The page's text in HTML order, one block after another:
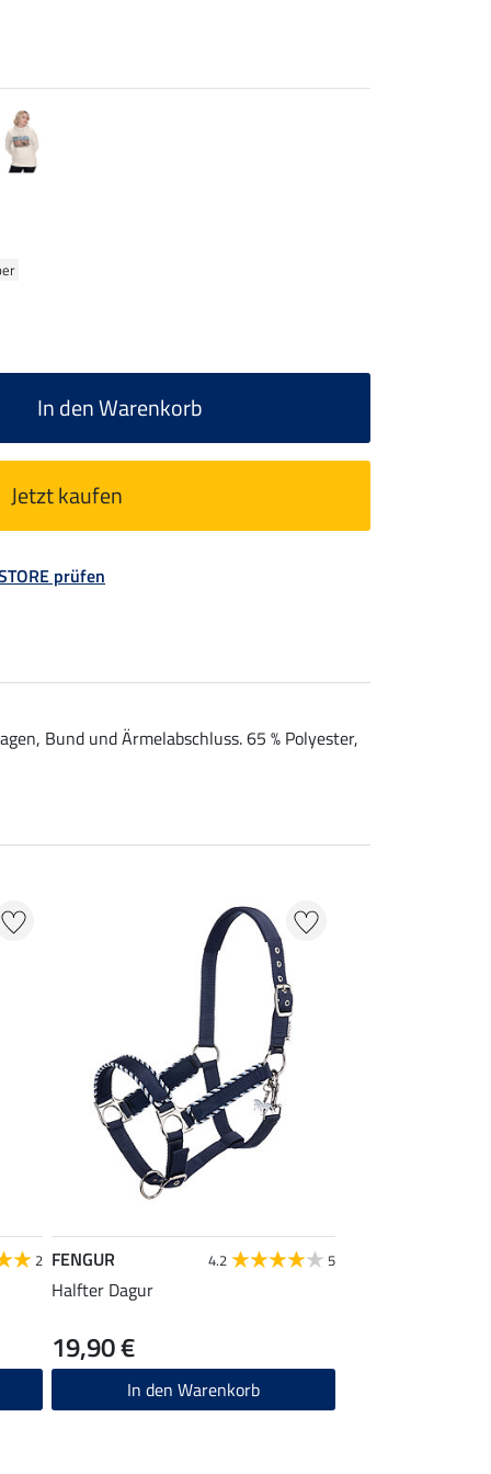
In den Warenkorb
Jetzt kaufen
prüfen
Bund und Ärmelabschluss. 65 % Polyester,
2 FENGUR 4.2 5
Halfter Dagur
19,90 €
In den Warenkorb